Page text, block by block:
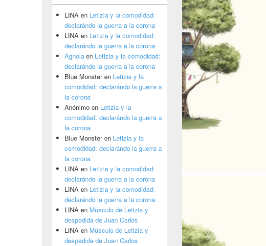
LINA en Letizia y la comodidad:
declarándo la guerra a la corona
LINA en Letizia y la comodidad:
declarándo la guerra a la corona
Agnola en Letizia y la comodidad:
declarándo la guerra a la corona
Blue Monsteren Letizia y la
comodidad: declarándo la guerra a
la corona
Anónimo en Letizia y la
comodidad: declarándo la guerra a
la corona
Blue Monsteren Letizia y la
comodidad: declarándo la guerra a
la corona
LINA en Letizia y la comodidad:
declarándo la guerra a la corona
LINA en Letizia y la comodidad:
declarándo la guerra a la corona
LINA en Músculo de Letizia y
despedida de Juan Carlos
LINA en Músculo de Letizia y
despedida de Juan Carlos